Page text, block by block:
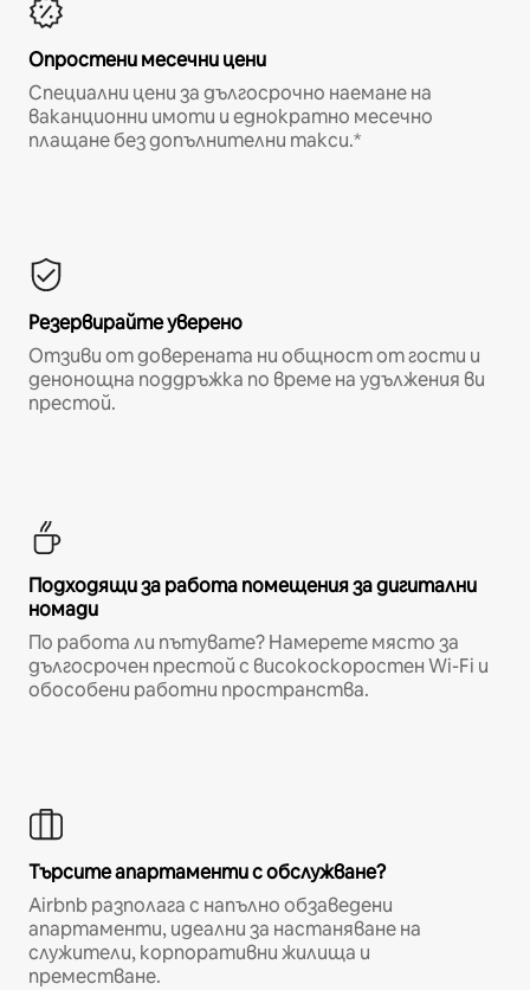
Опростени месечни цени
Специални цени за дългосрочно наемане на
ваканционни имоти и еднократно месечно
плащане без допълнителни такси.*
Резервирайте уверено
Отзиви от доверената ни общност от гости и
денонощна поддръжка по време на удължения ви
престой.
Подходящи за работа помещения за дигитални
номади
По работа ли пътувате? Намерете място за
дългосрочен престой с високоскоростен Wi-Fi и
обособени работни пространства.
Търсите апартаменти с обслужване?
Airbnb разполага с напълно обзаведени
апартаменти, идеални за настаняване на
служители, корпоративни жилища и
преместване.